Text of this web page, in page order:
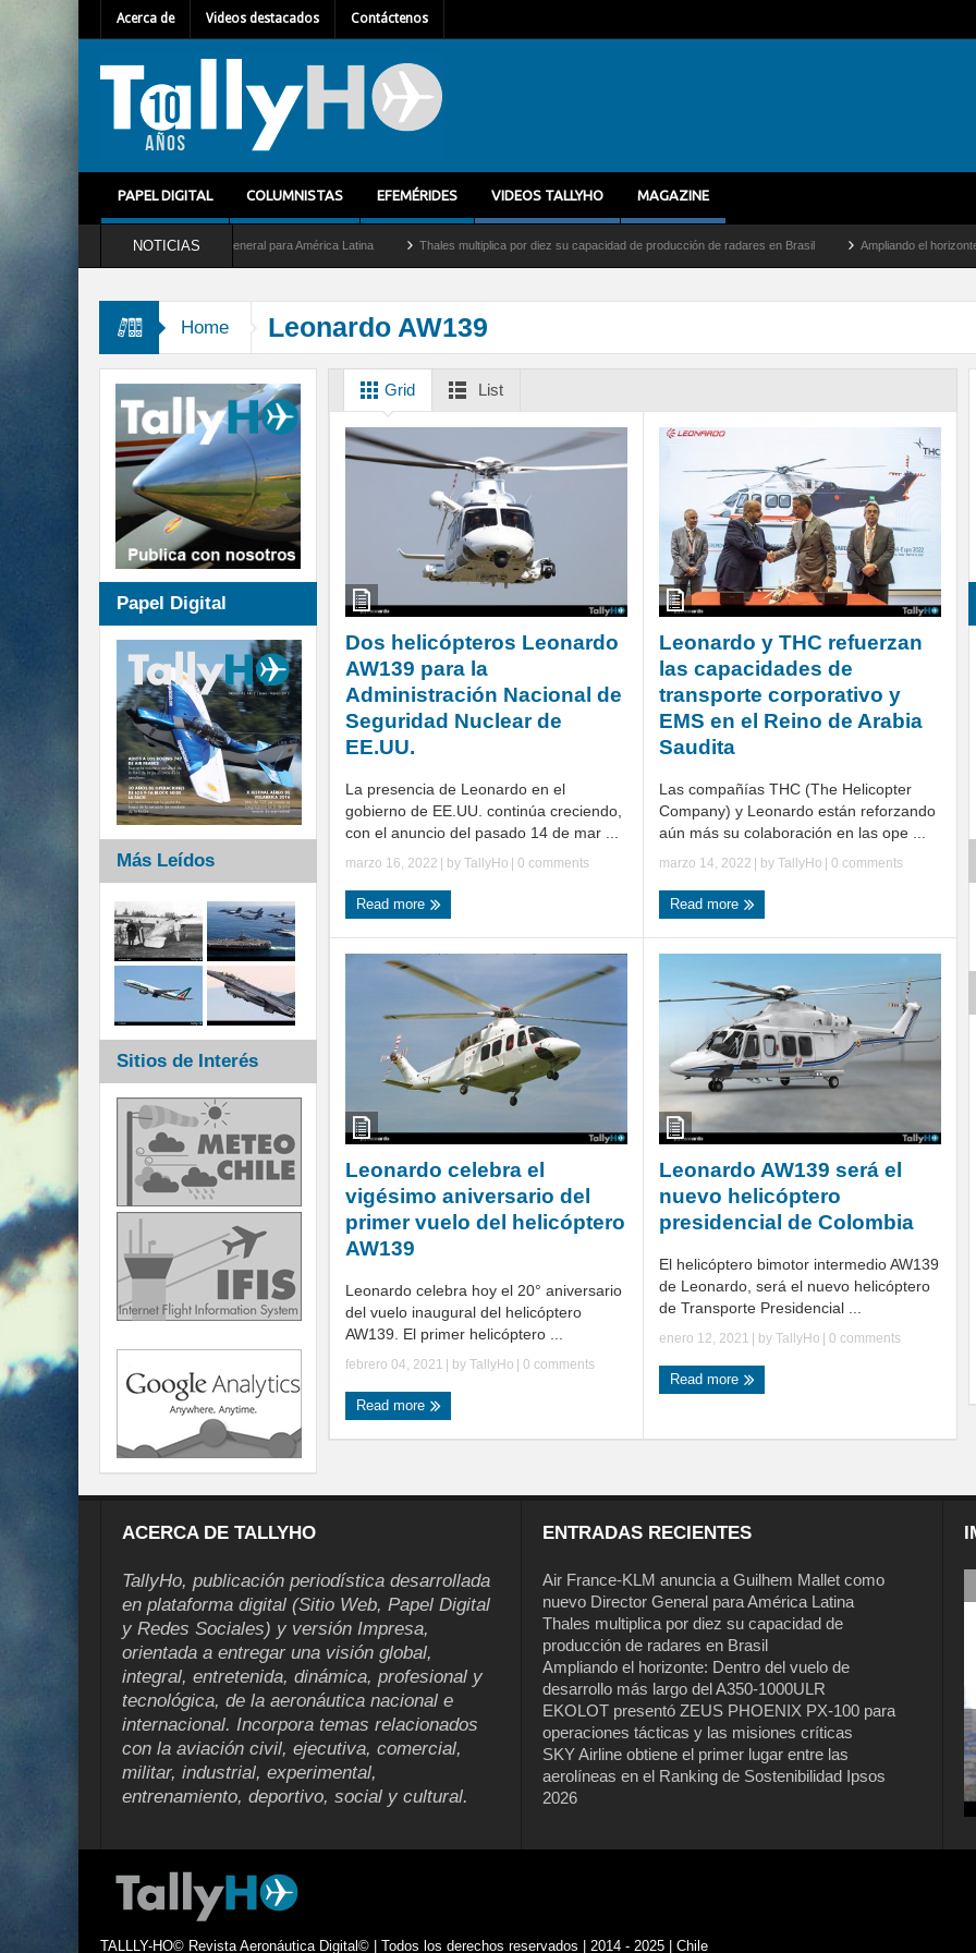
Acerca de Videos destacados Contáctenos
PAPEL DIGITAL COLUMNISTAS EFEMÉRIDES VIDEOS TALLYHO MAGAZINE
NOTICIAS
Mallet como nuevo Director General para América Latina Thales multiplica por diez su capacidad de producción de radares en Brasil Ampliando el horizonte: Dentro
Home Leonardo AW139
Grid List
Dos helicópteros Leonardo
AW139 para la
Administración Nacional de
Seguridad Nuclear de
EE.UU.
La presencia de Leonardo en el
gobierno de EE.UU. continúa creciendo,
con el anuncio del pasado 14 de mar ...
marzo 16, 2022 | by TallyHo 0 comments
Read more
Leonardo y THC refuerzan
las capacidades de
transporte corporativo y
EMS en el Reino de Arabia
Saudita
Las compañías THC (The Helicopter
Company) y Leonardo están reforzando
aún más su colaboración en las ope ...
marzo 14, 2022 | by TallyHo 0 comments
Read more
Leonardo celebra el
vigésimo aniversario del
primer vuelo del helicóptero
AW139
Leonardo celebra hoy el 20° aniversario
del vuelo inaugural del helicóptero
AW139. El primer helicóptero ...
febrero 04, 2021 | by TallyHo | 0 comments
Read more
Leonardo AW139 será el
nuevo helicóptero
presidencial de Colombia
El helicóptero bimotor intermedio AW139
de Leonardo, será el nuevo helicóptero
de Transporte Presidencial ...
enero 12, 2021 | by TallyHo | 0 comments
Read more
Papel Digital
Más Leídos
Sitios de Interés
ACERCA DE TALLYHO
TallyHo, publicación periodística desarrollada
en plataforma digital (Sitio Web, Papel Digital
y Redes Sociales) y versión Impresa,
orientada a entregar una visión global,
integral, entretenida, dinámica, profesional y
tecnológica, de la aeronáutica nacional e
internacional. Incorpora temas relacionados
con la aviación civil, ejecutiva, comercial,
militar, industrial, experimental,
entrenamiento, deportivo, social y cultural.
ENTRADAS RECIENTES
Air France-KLM anuncia a Guilhem Mallet como
nuevo Director General para América Latina
Thales multiplica por diez su capacidad de
producción de radares en Brasil
Ampliando el horizonte: Dentro del vuelo de
desarrollo más largo del A350-1000ULR
EKOLOT presentó ZEUS PHOENIX PX-100 para
operaciones tácticas y las misiones críticas
SKY Airline obtiene el primer lugar entre las
aerolíneas en el Ranking de Sostenibilidad Ipsos
2026
TALLLY-HO© Revista Aeronáutica Digital© | Todos los derechos reservados | 2014 - 2025 | Chile